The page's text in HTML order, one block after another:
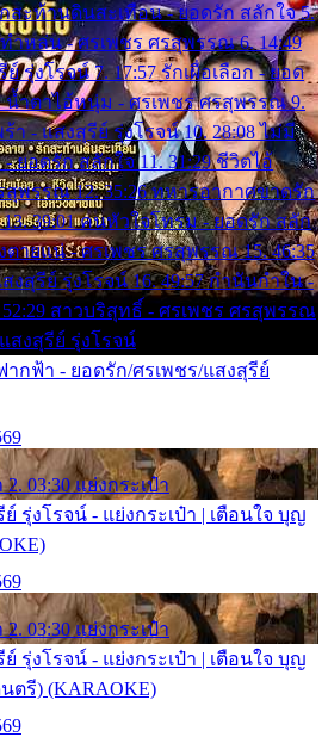
กสะท้านดินสะเทือน - ยอดรัก สลักใจ 5.
ำหล่น - ศรเพชร ศรสุพรรณ 6. 14:49
รุ่งโรจน์ 7. 17:57 รักเผื่อเลือก - ยอด
น้ำตาไอ้หนุ่ม - ศรเพชร ศรสุพรรณ 9.
า - แสงสุรีย์ รุ่งโรจน์ 10. 28:08 ไม่มี
ยอดรัก สลักใจ 11. 31:29 ชีวิตไอ้
สุพรรณ 12. 35:26 ทหารอากาศขาดรัก
39:01 คนหัวใจโทรม - ยอดรัก สลัก
ตายแน่ - ศรเพชร ศรสุพรรณ 15. 46:35
งสุรีย์ รุ่งโรจน์ 16. 49:57 กำนันกำใน -
สาวบริสุทธิ์ - ศรเพชร ศรสุพรรณ
สงสุรีย์ รุ่งโรจน์
ากฟ้า - ยอดรัก/ศรเพชร/แสงสุรีย์
2. 03:30 แย่งกระเป๋า
รุ่งโรจน์ - แย่งกระเป๋า | เตือนใจ บุญ
2. 03:30 แย่งกระเป๋า
รุ่งโรจน์ - แย่งกระเป๋า | เตือนใจ บุญ
ตรี) (KARAOKE)